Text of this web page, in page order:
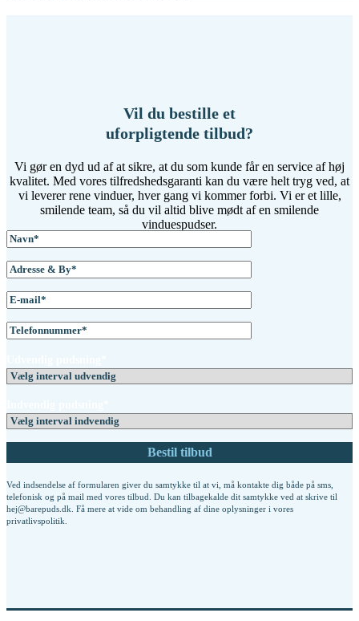
Vil du bestille et
uforpligtende tilbud?
Vi gør en dyd ud af at sikre, at du som kunde får en service af høj
kvalitet. Med vores tilfredshedsgaranti kan du være helt tryg ved, at
vi leverer rene vinduer, hver gang vi kommer forbi. Vi er et lille,
smilende team, så du vil altid blive mødt af en smilende
vinduespudser.
Ved indsendelse af formularen giver du samtykke til at vi, må kontakte dig både på sms,
telefonisk og på mail med vores tilbud. Du kan tilbagekalde dit samtykke ved at skrive til
hej@barepuds.dk. Få mere at vide om behandling af dine oplysninger i vores
privatlivspolitik